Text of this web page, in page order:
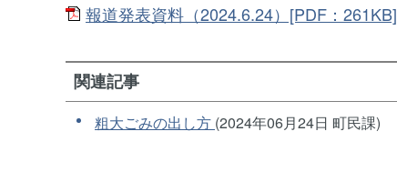
報道発表資料（2024.6.24）[PDF：261KB]
関連記事
粗大ごみの出し方 (2024年06月24日 町民課)